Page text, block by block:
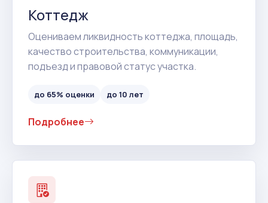
Коттедж
Оцениваем ликвидность коттеджа, площадь,
качество строительства, коммуникации,
подъезд и правовой статус участка.
до 65% оценки до 10 лет
Подробнее